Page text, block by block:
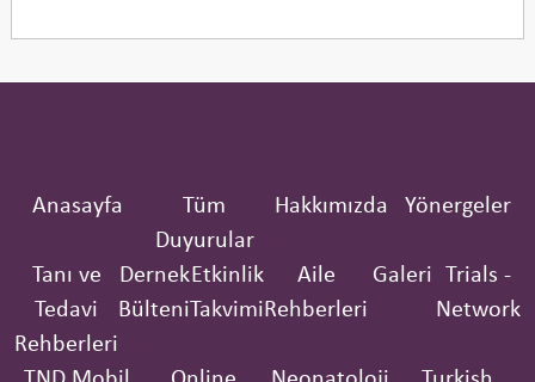
Anasayfa
Tüm
Duyurular
Hakkımızda Yönergeler
Tanı ve
Tedavi
Rehberleri
Dernek
Bülteni
Etkinlik
Takvimi
Aile
Rehberleri
Galeri
Trials -
Network